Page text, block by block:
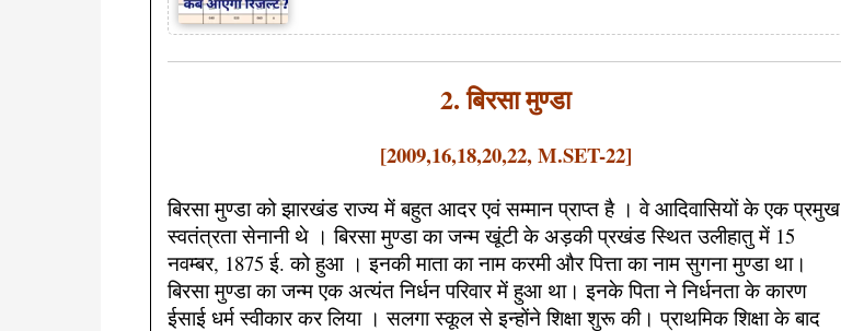
2. बिरसा मुण्डा
[2009,16,18,20,22, M.SET-22]
बिरसा मुण्डा को झारखंड राज्य में बहुत आदर एवं सम्मान प्राप्त है । वे आदिवासियों के एक प्रमुख
स्वतंत्रता सेनानी थे । बिरसा मुण्डा का जन्म खूंटी के अड़की प्रखंड स्थित उलीहातु में 15
नवम्बर, 1875 ई. को हुआ । इनकी माता का नाम करमी और पित्ता का नाम सुगना मुण्डा था।
बिरसा मुण्डा का जन्म एक अत्यंत निर्धन परिवार में हुआ था। इनके पिता ने निर्धनता के कारण
ईसाई धर्म स्वीकार कर लिया । सलगा स्कूल से इन्होंने शिक्षा शुरू की। प्राथमिक शिक्षा के बाद